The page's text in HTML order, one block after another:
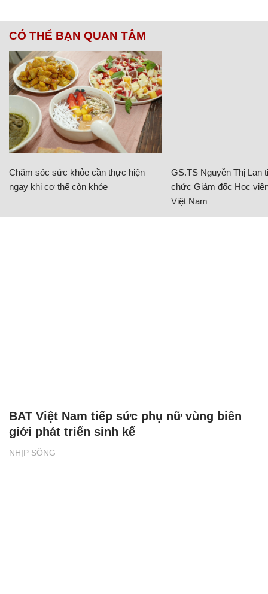
CÓ THỂ BẠN QUAN TÂM
Chăm sóc sức khỏe cần thực hiện
ngay khi cơ thể còn khỏe
GS.TS Nguyễn Thị Lan
chức Giám đốc Học
Việt Nam
NHỊP SỐNG
BAT Việt Nam tiếp sức phụ nữ vùng biên
giới phát triển sinh kế